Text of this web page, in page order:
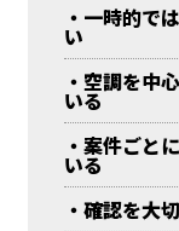
・一時的で
い
・空調を中
いる
・案件ごと
いる
・確認を大